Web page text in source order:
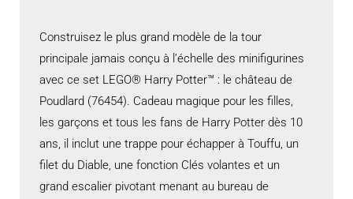
Construisez le plus grand modèle de la tour
principale jamais conçu à l’échelle des minifigurines
avec ce set LEGO® Harry Potter™ : le château de
Poudlard (76454). Cadeau magique pour les filles,
les garçons et tous les fans de Harry Potter dès 10
ans, il inclut une trappe pour échapper à Touffu, un
filet du Diable, une fonction Clés volantes et un
grand escalier pivotant menant au bureau de